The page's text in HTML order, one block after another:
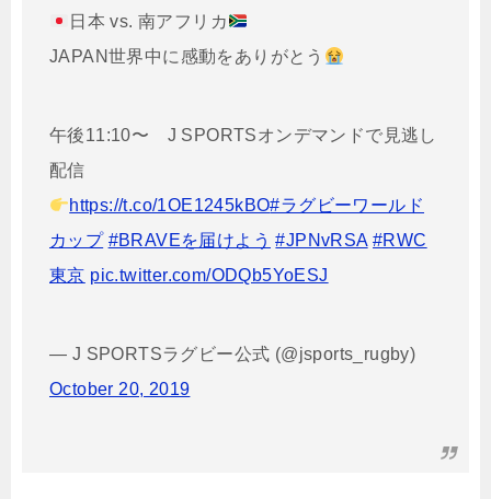
日本 vs. 南アフリカ
JAPAN世界中に感動をありがとう
午後11:10〜 J SPORTSオンデマンドで見逃し
配信
https://t.co/1OE1245kBO#ラグビーワールド
カップ #BRAVEを届けよう #JPNvRSA #RWC
東京 pic.twitter.com/ODQb5YoESJ
— J SPORTSラグビー公式 (@jsports_rugby)
October 20, 2019